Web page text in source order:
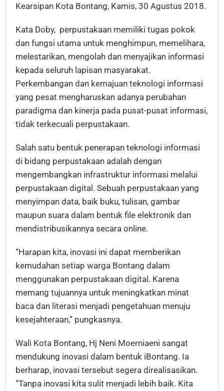
Kearsipan Kota Bontang, Kamis, 30 Agustus 2018.
Kata Doby, perpustakaan memiliki tugas pokok
dan fungsi utama untuk menghimpun, memelihara,
melestarikan, mengolah dan menyajikan informasi
kepada seluruh lapisan masyarakat.
Perkembangan dan kemajuan teknologi informasi
yang pesat mengharuskan adanya perubahan
paradigma dan kinerja pada pusat-pusat informasi,
tidak terkecuali perpustakaan.
Salah satu bentuk penerapan teknologi informasi
di bidang perpustakaan adalah dengan
mengembangkan infrastruktur informasi melalui
perpustakaan digital. Sebuah perpustakaan yang
menyimpan data, baik buku, tulisan, gambar
maupun suara dalam bentuk file elektronik dan
mendistribusikannya secara online.
“Harapan kita, inovasi ini dapat memberikan
kemudahan setiap warga Bontang dalam
menggunakan perpustakaan digital. Karena
memang tujuannya untuk meningkatkan minat
baca dan literasi menjadi pengetahuan menuju
kesejahteraan,” pungkasnya.
Wali Kota Bontang, Hj Neni Moerniaeni sangat
mendukung inovasi dalam bentuk iBontang. Ia
berharap, inovasi tersebut segera direalisasikan.
“Tanpa inovasi kita sulit menjadi lebih baik. Kita